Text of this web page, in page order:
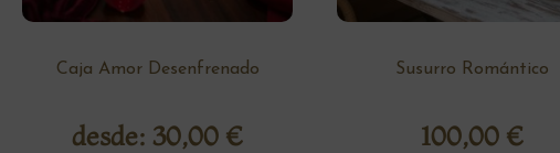
Caja Amor Desenfrenado
desde: 30,00 €
Susurro Romántico
100,00 €